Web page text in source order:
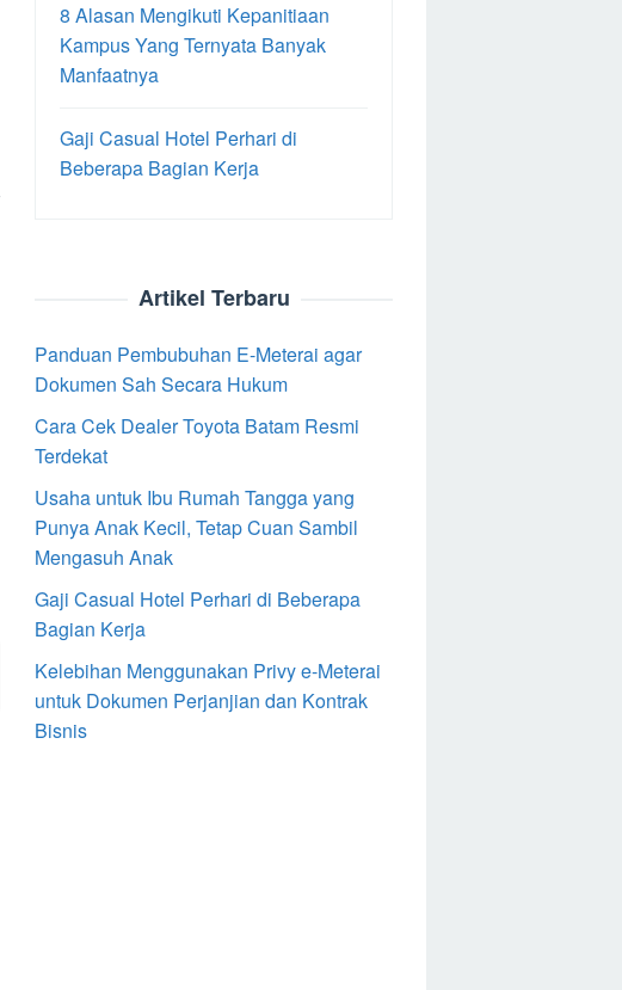
8 Alasan Mengikuti Kepanitiaan
Kampus Yang Ternyata Banyak
Manfaatnya
Gaji Casual Hotel Perhari di
Beberapa Bagian Kerja
Artikel Terbaru
Panduan Pembubuhan E-Meterai agar
Dokumen Sah Secara Hukum
Cara Cek Dealer Toyota Batam Resmi
Terdekat
Usaha untuk Ibu Rumah Tangga yang
Punya Anak Kecil, Tetap Cuan Sambil
Mengasuh Anak
Gaji Casual Hotel Perhari di Beberapa
Bagian Kerja
Kelebihan Menggunakan Privy e-Meterai
untuk Dokumen Perjanjian dan Kontrak
Bisnis